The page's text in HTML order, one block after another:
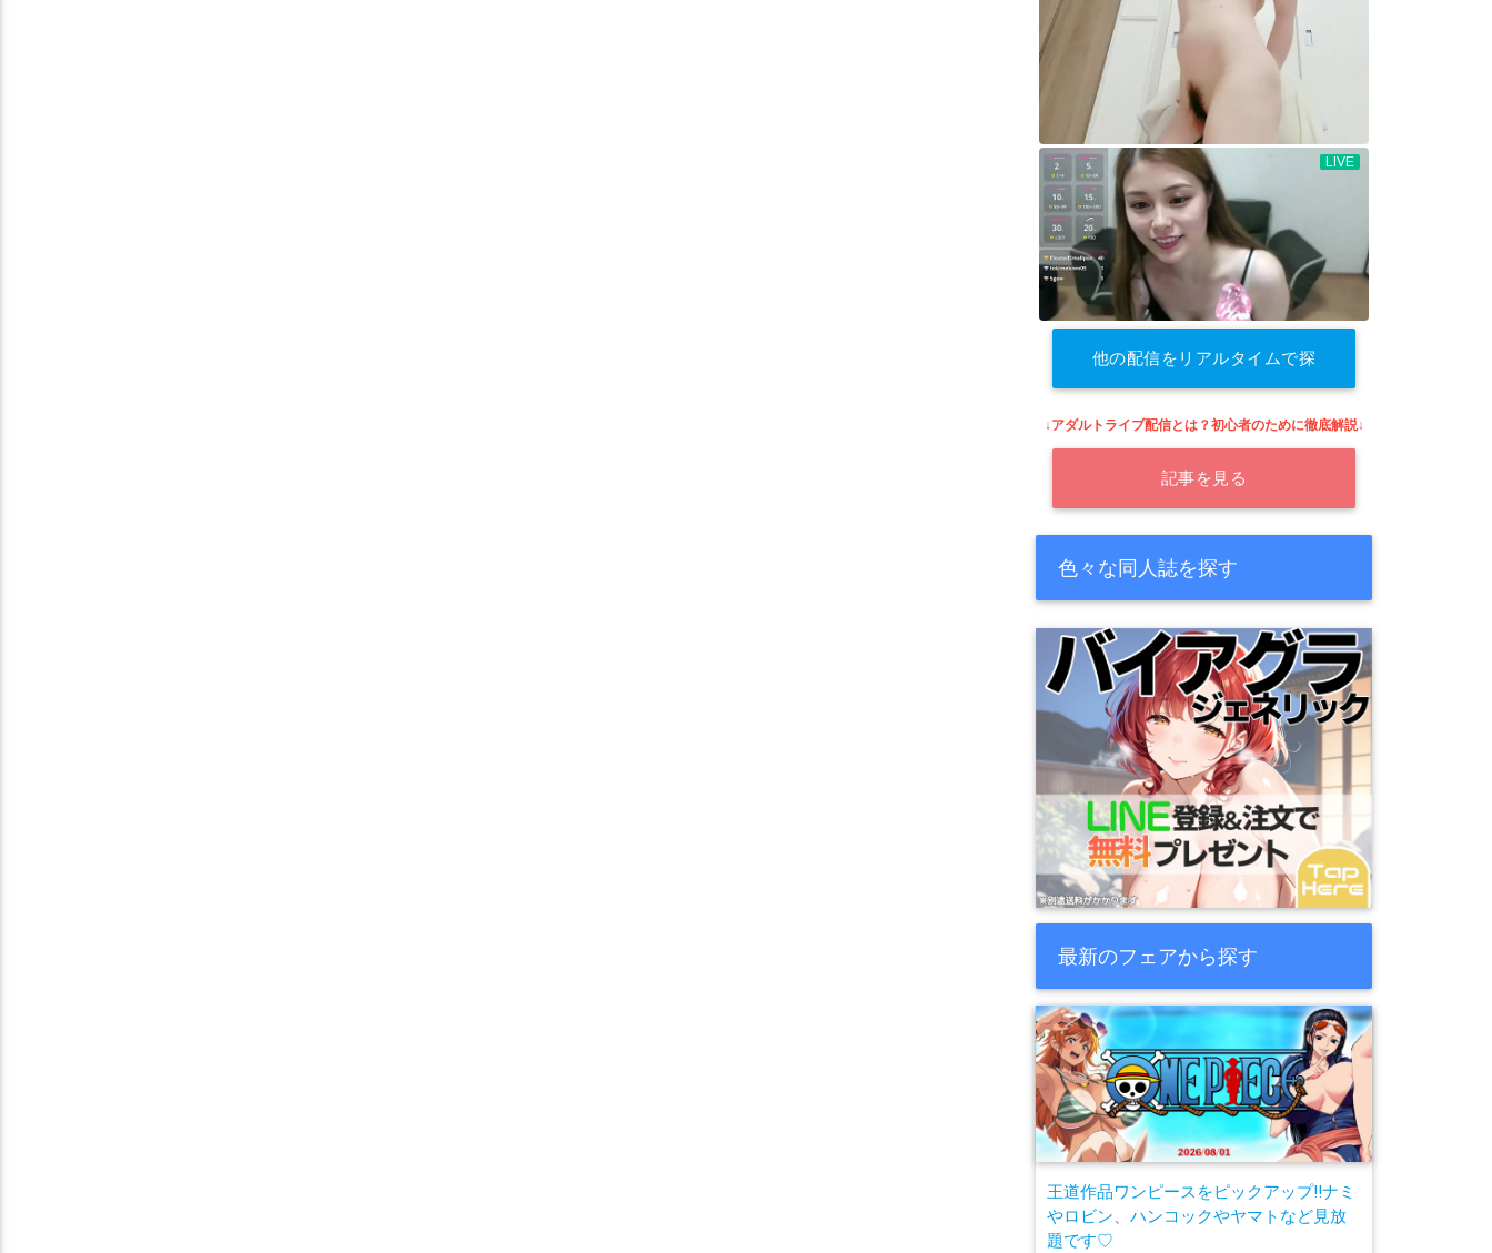
他の配信をリアルタイムで探
す
↓アダルトライブ配信とは？初心者のために徹底解説↓
記事を見る
色々な同人誌を探す
最新のフェアから探す
王道作品ワンピースをピックアップ!!ナミ
やロビン、ハンコックやヤマトなど見放
題です♡